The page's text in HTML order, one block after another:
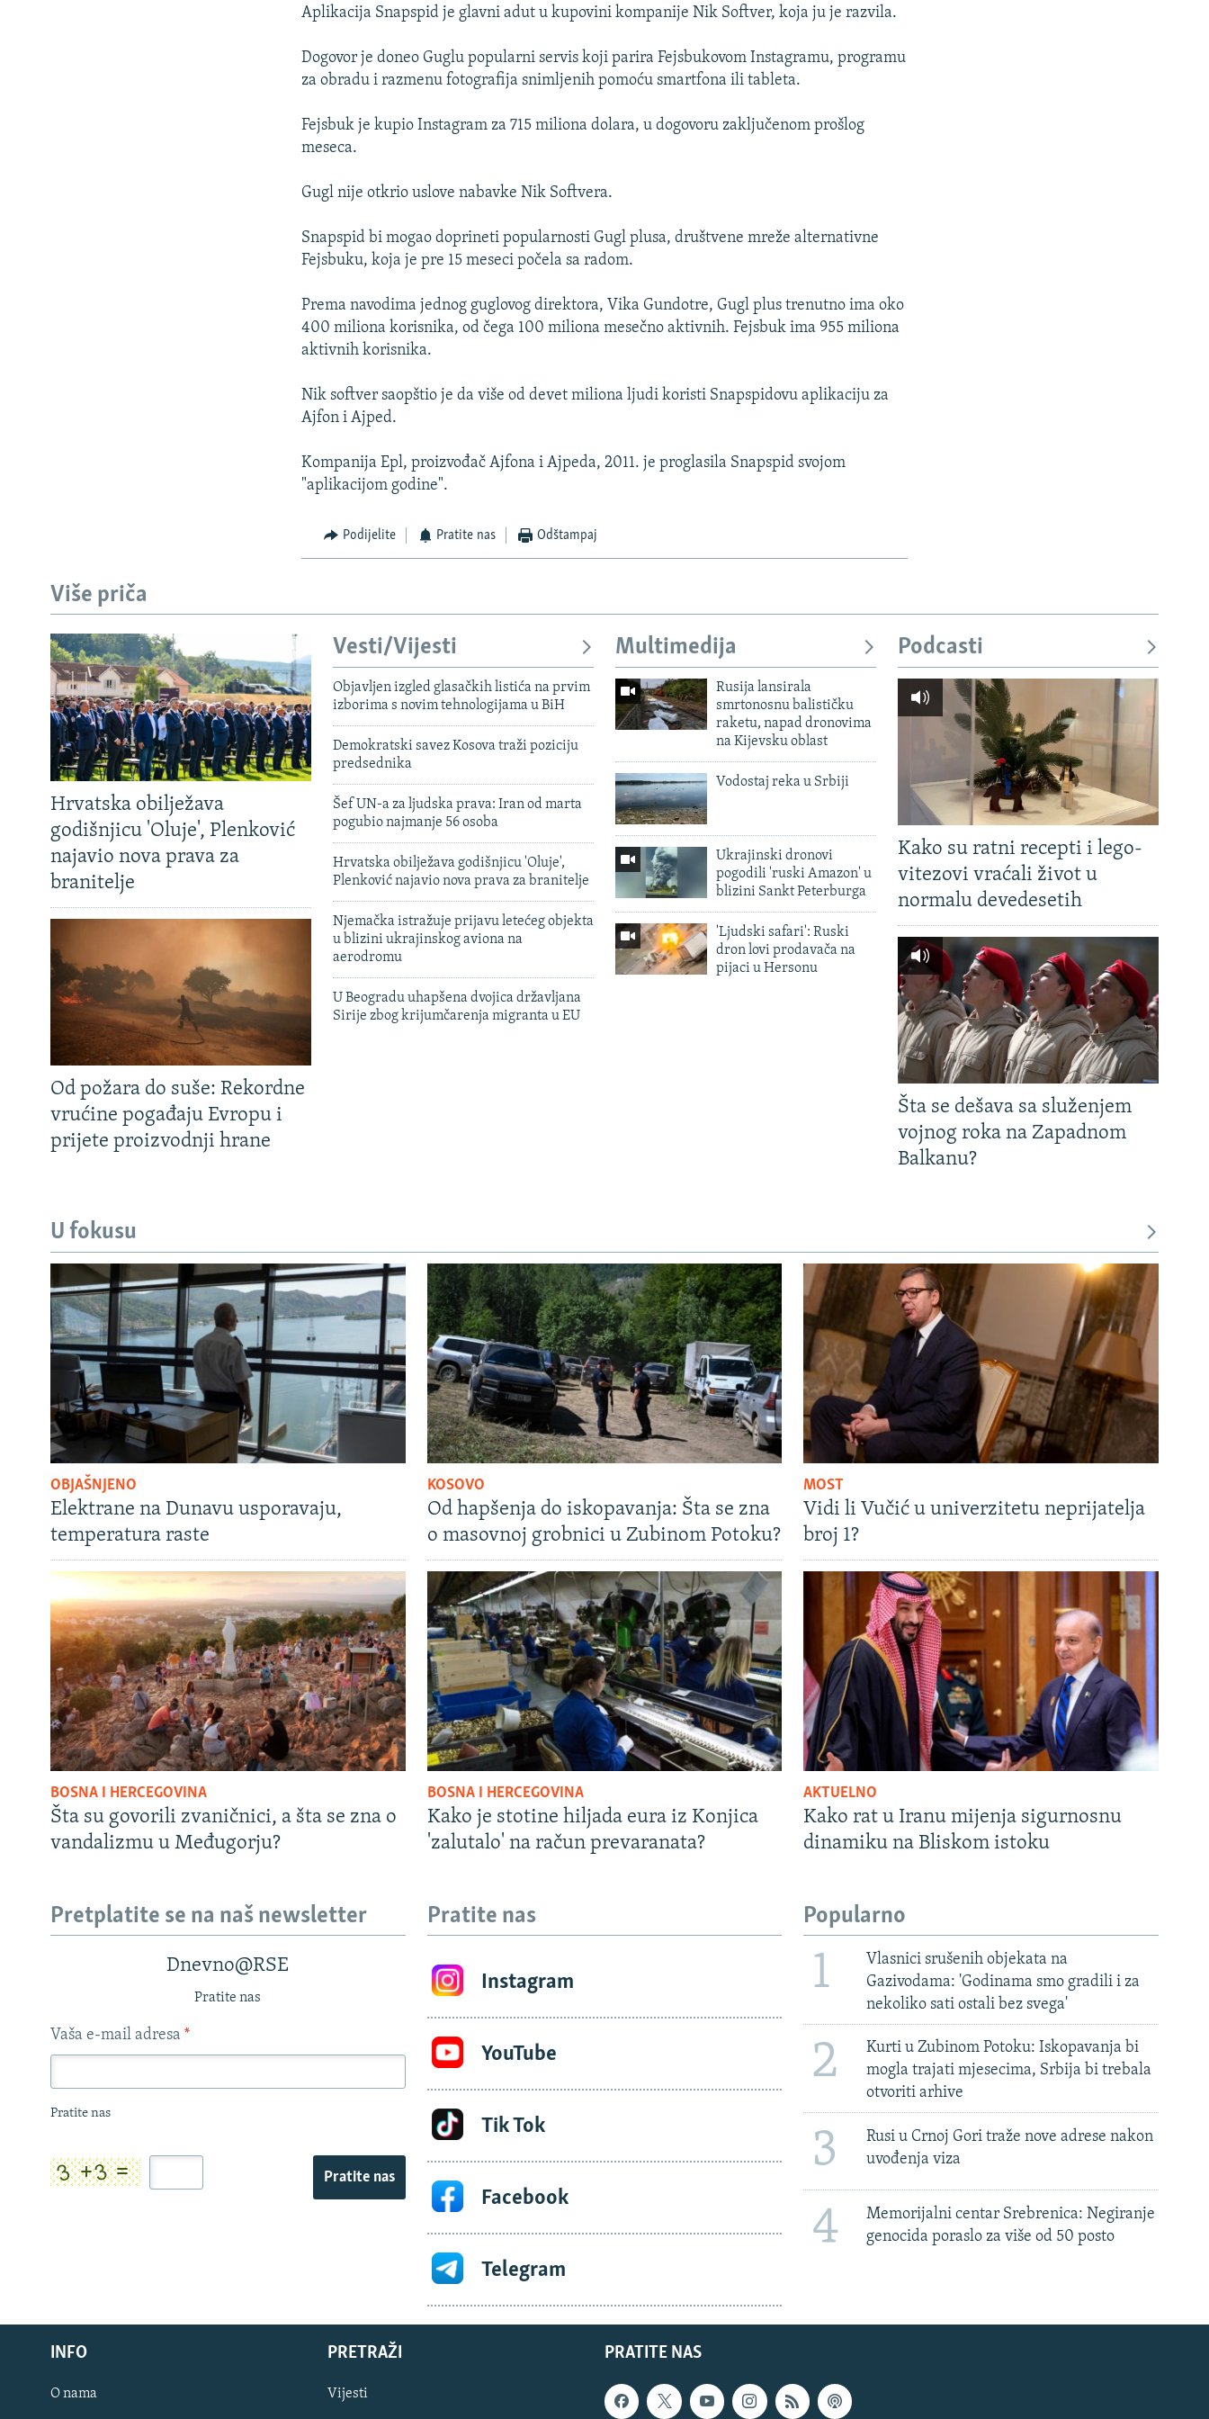
Aplikacija Snapspid je glavni adut u kupovini kompanije Nik Softver, koja ju je razvila.
Dogovor je doneo Guglu popularni servis koji parira Fejsbukovom Instagramu, programu
za obradu i razmenu fotografija snimljenih pomoću smartfona ili tableta.
Fejsbuk je kupio Instagram za 715 miliona dolara, u dogovoru zaključenom prošlog
meseca.
Gugl nije otkrio uslove nabavke Nik Softvera.
Snapspid bi mogao doprineti popularnosti Gugl plusa, društvene mreže alternativne
Fejsbuku, koja je pre 15 meseci počela sa radom.
Prema navodima jednog guglovog direktora, Vika Gundotre, Gugl plus trenutno ima oko
400 miliona korisnika, od čega 100 miliona mesečno aktivnih. Fejsbuk ima 955 miliona
aktivnih korisnika.
Nik softver saopštio je da više od devet miliona ljudi koristi Snapspidovu aplikaciju za
Ajfon i Ajped.
Kompanija Epl, proizvođač Ajfona i Ajpeda, 2011. je proglasila Snapspid svojom
"aplikacijom godine".
Podijelite Pratite nas Odštampaj
Više priča
Hrvatska obilježava
godišnjicu 'Oluje', Plenković
najavio nova prava za
branitelje
Od požara do suše: Rekordne
vrućine pogađaju Evropu i
prijete proizvodnji hrane
Vesti/Vijesti
Objavljen izgled glasačkih listića na prvim
izborima s novim tehnologijama u BiH
Demokratski savez Kosova traži poziciju
predsednika
Šef UN-a za ljudska prava: Iran od marta
pogubio najmanje 56 osoba
Hrvatska obilježava godišnjicu 'Oluje',
Plenković najavio nova prava za branitelje
Njemačka istražuje prijavu letećeg objekta
u blizini ukrajinskog aviona na
aerodromu
U Beogradu uhapšena dvojica državljana
Sirije zbog krijumčarenja migranta u EU
Multimedija
Rusija lansirala
smrtonosnu balističku
raketu, napad dronovima
na Kijevsku oblast
Vodostaj reka u Srbiji
Ukrajinski dronovi
pogodili 'ruski Amazon' u
blizini Sankt Peterburga
'Ljudski safari': Ruski
dron lovi prodavača na
pijaci u Hersonu
Podcasti
Kako su ratni recepti i lego-
vitezovi vraćali život u
normalu devedesetih
Šta se dešava sa služenjem
vojnog roka na Zapadnom
Balkanu?
U fokusu
OBJAŠNJENO
Elektrane na Dunavu usporavaju,
temperatura raste
KOSOVO
Od hapšenja do iskopavanja: Šta se zna
o masovnoj grobnici u Zubinom Potoku?
MOST
Vidi li Vučić u univerzitetu neprijatelja
broj 1?
BOSNA I HERCEGOVINA
Šta su govorili zvaničnici, a šta se zna o
vandalizmu u Međugorju?
BOSNA I HERCEGOVINA
Kako je stotine hiljada eura iz Konjica
'zalutalo' na račun prevaranata?
AKTUELNO
Kako rat u Iranu mijenja sigurnosnu
dinamiku na Bliskom istoku
Pretplatite se na naš newsletter
Dnevno@RSE
Pratite nas
Vaša e-mail adresa *
Pratite nas
Pratite nas
Pratite nas
Instagram
YouTube
Tik Tok
Facebook
Telegram
Popularno
1
Vlasnici srušenih objekata na
Gazivodama: 'Godinama smo gradili i za
nekoliko sati ostali bez svega'
2
Kurti u Zubinom Potoku: Iskopavanja bi
mogla trajati mjesecima, Srbija bi trebala
otvoriti arhive
3
Rusi u Crnoj Gori traže nove adrese nakon
uvođenja viza
4
Memorijalni centar Srebrenica: Negiranje
genocida poraslo za više od 50 posto
PRATITE NAS
INFO
O nama
PRETRAŽI
Vijesti